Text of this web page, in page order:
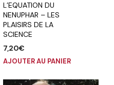
L’EQUATION DU
NENUPHAR – LES
PLAISIRS DE LA
SCIENCE
7,20€
AJOUTER AU PANIER